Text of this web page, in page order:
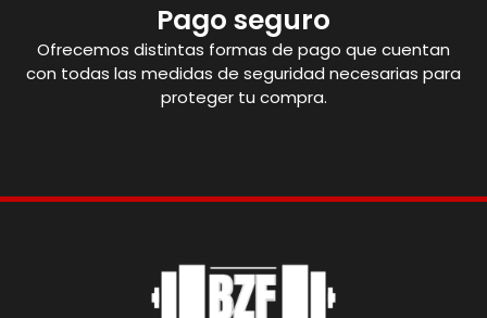
Pago seguro
Ofrecemos distintas formas de pago que cuentan
con todas las medidas de seguridad necesarias para
proteger tu compra.